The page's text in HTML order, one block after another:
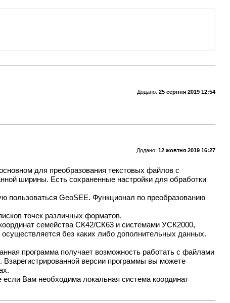
Додано: 25 серпня 2019 12:54
Додано: 12 жовтня 2019 16:27
для преобразования текстовых файлов с
ширины. Есть сохраненные настройки для обработки
GeoSEE. Функционал по преобразованию
точек различных форматов.
семейства СК42/СК63 и системами УСК2000,
без каких либо дополнительных данных.
программа получает возможность работать с файлами
версии программы вы можете
Вам необходима локальная система координат